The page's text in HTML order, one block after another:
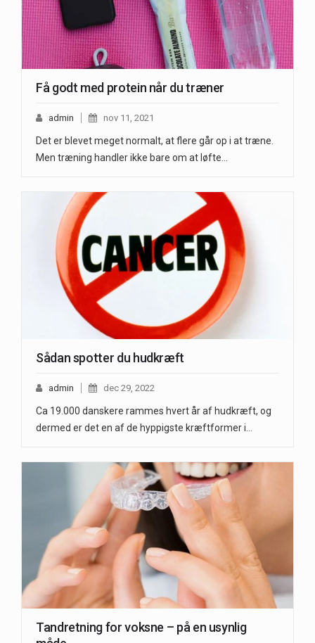
Få godt med protein når du træner
admin nov 11, 2021
Det er blevet meget normalt, at flere går op i at træne.
Men træning handler ikke bare om at løfte…
Sådan spotter du hudkræft
admin dec 29, 2022
Ca 19.000 danskere rammes hvert år af hudkræft, og
dermed er det en af de hyppigste kræftformer i…
Tandretning for voksne – på en usynlig